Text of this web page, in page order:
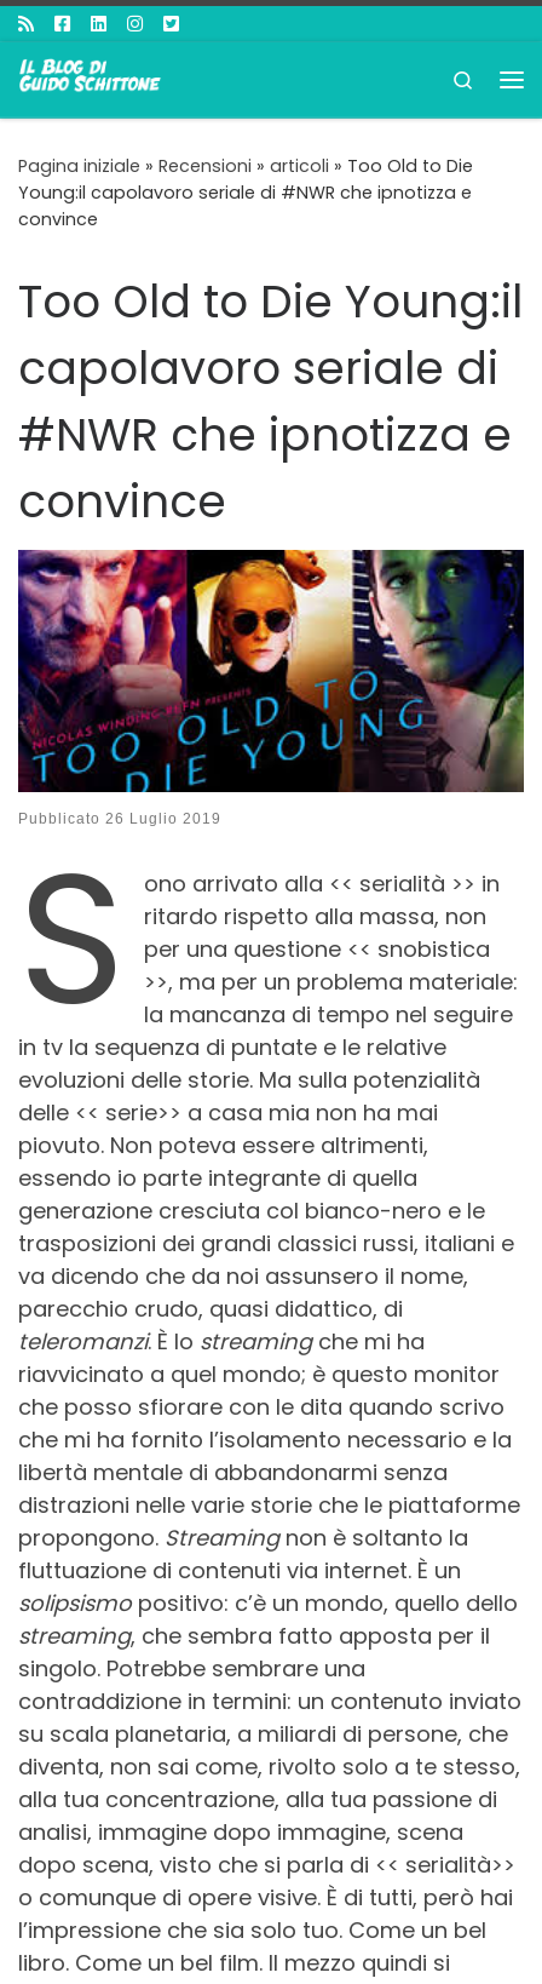
Passa al contenuto
Search
Pagina iniziale » Recensioni » articoli » Too Old to Die
Young:il capolavoro seriale di #NWR che ipnotizza e
convince
Too Old to Die Young:il
capolavoro seriale di
#NWR che ipnotizza e
convince
Pubblicato 26 Luglio 2019
S
ono arrivato alla << serialità >> in
ritardo rispetto alla massa, non
per una questione << snobistica
>>, ma per un problema materiale:
la mancanza di tempo nel seguire
in tv la sequenza di puntate e le relative
evoluzioni delle storie. Ma sulla potenzialità
delle << serie>> a casa mia non ha mai
piovuto. Non poteva essere altrimenti,
essendo io parte integrante di quella
generazione cresciuta col bianco-nero e le
trasposizioni dei grandi classici russi, italiani e
va dicendo che da noi assunsero il nome,
parecchio crudo, quasi didattico, di
teleromanzi. È lo streamingche mi ha
riavvicinato a quel mondo; è questo monitor
che posso sfiorare con le dita quando scrivo
che mi ha fornito l’isolamento necessario e la
libertà mentale di abbandonarmi senza
distrazioni nelle varie storie che le piattaforme
propongono. Streamingnon è soltanto la
fluttuazione di contenuti via internet. È un
solipsismopositivo: c’è un mondo, quello dello
streaming, che sembra fatto apposta per il
singolo. Potrebbe sembrare una
contraddizione in termini: un contenuto inviato
su scala planetaria, a miliardi di persone, che
diventa, non sai come, rivolto solo a te stesso,
alla tua concentrazione, alla tua passione di
analisi, immagine dopo immagine, scena
dopo scena, visto che si parla di << serialità>>
o comunque di opere visive. È di tutti, però hai
l’impressione che sia solo tuo. Come un bel
libro. Come un bel film. Il mezzo quindi si